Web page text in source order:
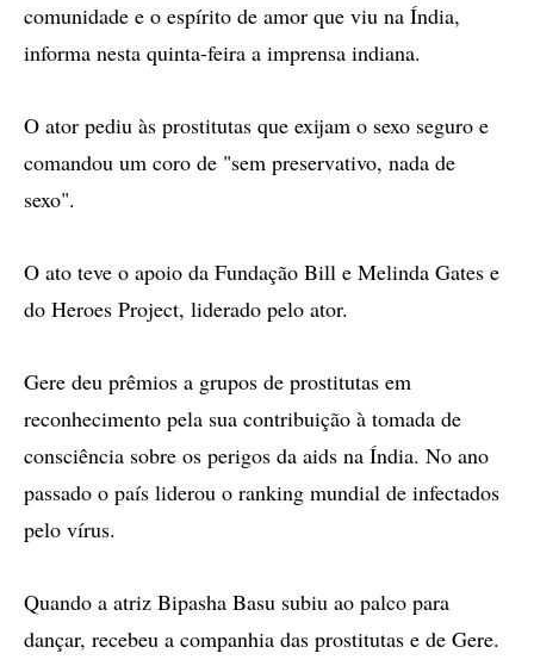
comunidade e o espírito de amor que viu na Índia,
informa nesta quinta-feira a imprensa indiana.
O ator pediu às prostitutas que exijam o sexo seguro e
comandou um coro de "sem preservativo, nada de
sexo".
O ato teve o apoio da Fundação Bill e Melinda Gates e
do Heroes Project, liderado pelo ator.
Gere deu prêmios a grupos de prostitutas em
reconhecimento pela sua contribuição à tomada de
consciência sobre os perigos da aids na Índia. No ano
passado o país liderou o ranking mundial de infectados
pelo vírus.
Quando a atriz Bipasha Basu subiu ao palco para
dançar, recebeu a companhia das prostitutas e de Gere.